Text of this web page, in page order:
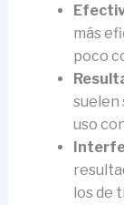
más
poco
suelen
uso
los de